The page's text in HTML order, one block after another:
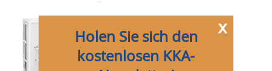
x
Holen Sie sich den
kostenlosen KKA-